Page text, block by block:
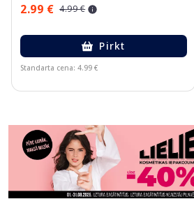
2.99 € 4.99 €
Pirkt
Standarta cena: 4.99 €